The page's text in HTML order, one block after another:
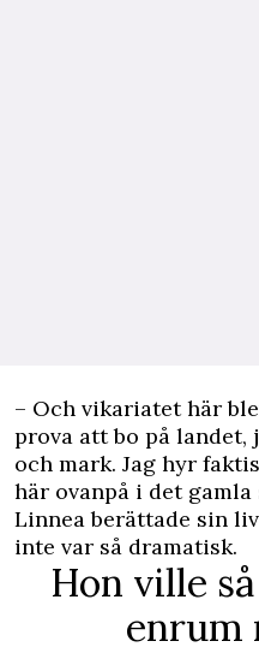
– Och vikariatet här
prova att bo på
och mark. Jag hyr
här ovanpå i det
Linnea berättade sin
inte var så dramatisk.
Hon ville
enrum